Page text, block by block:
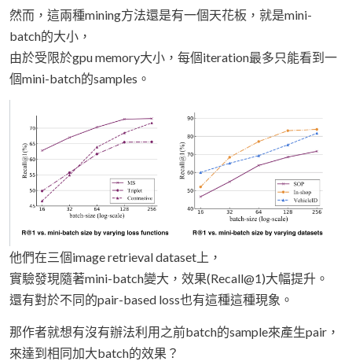
然而，這兩種mining方法還是有一個天花板，就是mini-
batch的大小，
由於受限於gpu memory大小，每個iteration最多只能看到一
個mini-batch的samples。
他們在三個image retrieval dataset上，
實驗發現隨著mini-batch變大，效果(Recall@1)大幅提升。
還有對於不同的pair-based loss也有這種這種現象。
那作者就想有沒有辦法利用之前batch的sample來產生pair，
來達到相同加大batch的效果？